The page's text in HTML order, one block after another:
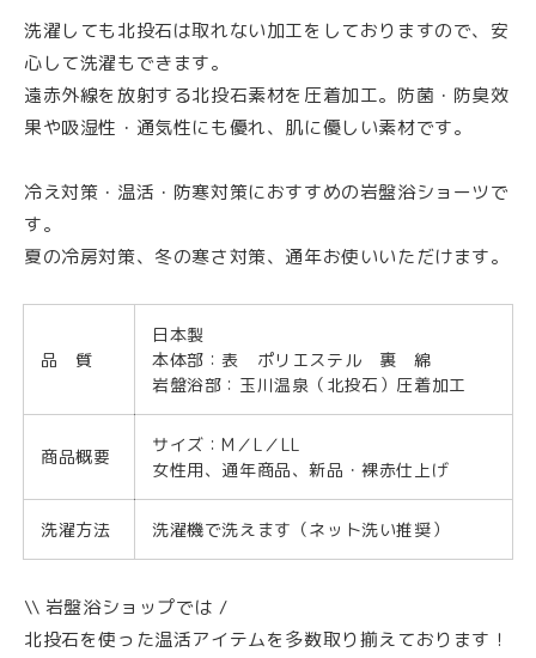
お
腹
の
冷
防
グ
の
量
を
ら
す
お
腹
の
冷
防
グ
ズ
の
数
量
を
増
や
す
洗濯しても北投石は取れない加工をしておりますので、安
心して洗濯もできます。
遠赤外線を放射する北投石素材を圧着加工。防菌・防臭效
果や吸湿性・通気性にも優れ、肌に優しい素材です。
冷え対策・温活・防寒対策におすすめの岩盤浴ショーツで
す。
夏の冷房対策、冬の寒さ対策、通年お使いいただけます。
品 質
日本製
本体部：表 ポリエステル 裏 綿
岩盤浴部：玉川温泉（北投石）圧着加工
商品概要
サイズ：M／L／LL
女性用、通年商品、新品・裸赤仕上げ
洗濯方法 洗濯機で洗えます（ネット洗い推奨）
\\ 岩盤浴ショップでは /
北投石を使った温活アイテムを多数取り揃えております！
新着・オススメ ウォーマー サポーター 靴下
レディース メンズ 寝具・グッズ
TOPページ
マイページ
新規会員登録
カート
お気に入り
カタログのお申し込み